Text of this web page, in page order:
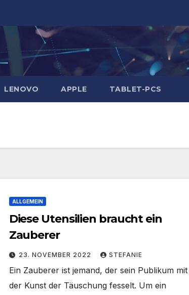
LENOVO APPLE TABLET-PCS
ALLGEMEIN
Diese Utensilien braucht ein
Zauberer
23. NOVEMBER 2022 STEFANIE
Ein Zauberer ist jemand, der sein Publikum mit
der Kunst der Täuschung fesselt. Um ein